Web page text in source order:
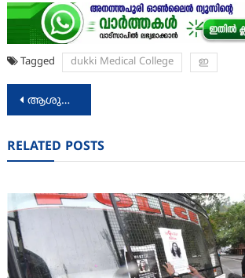
Tagged dukki Medical College ഇ
Post
ആശുപത്രികളിലെ അനാഥ വയോജനങ്ങളുടെ പുനരധിവാസം സാമൂഹ്യനീതി വകുപ്പ് ഏറ്റെടുക്കും: മന്ത്രി ഡോ. ആർ ബിന്ദു
RELATED POSTS